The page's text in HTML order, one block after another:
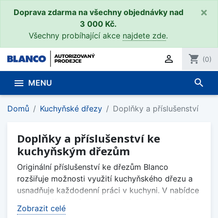
Doprava zdarma na všechny objednávky nad
3 000 Kč.
Všechny probíhající akce najdete zde.
×
 shopping_cart (0)
 MENU search
Domů Kuchyňské dřezy Doplňky a příslušenství
Doplňky a příslušenství ke
kuchyňským dřezům
Zobrazit celé
Originální příslušenství ke dřezům Blanco
rozšiřuje možnosti využití kuchyňského dřezu a
usnadňuje každodenní práci v kuchyni. V nabídce
koše na nádobí, dávkovače saponátu, misky do